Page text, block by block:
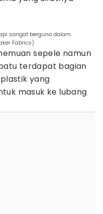
sangat berguna dalam
Fabrics)
sepele namun
terdapat bagian
yang
masuk ke lubang